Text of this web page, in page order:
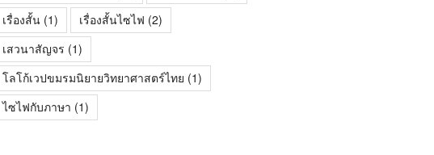
เรื่องสั้น(1) เรื่องสั้นไซไฟ (2)
เสวนาสัญจร (1)
โลโก้เวปขมรมนิยายวิทยาศาสตร์ไทย (1)
ไซไฟกับภาษา (1)